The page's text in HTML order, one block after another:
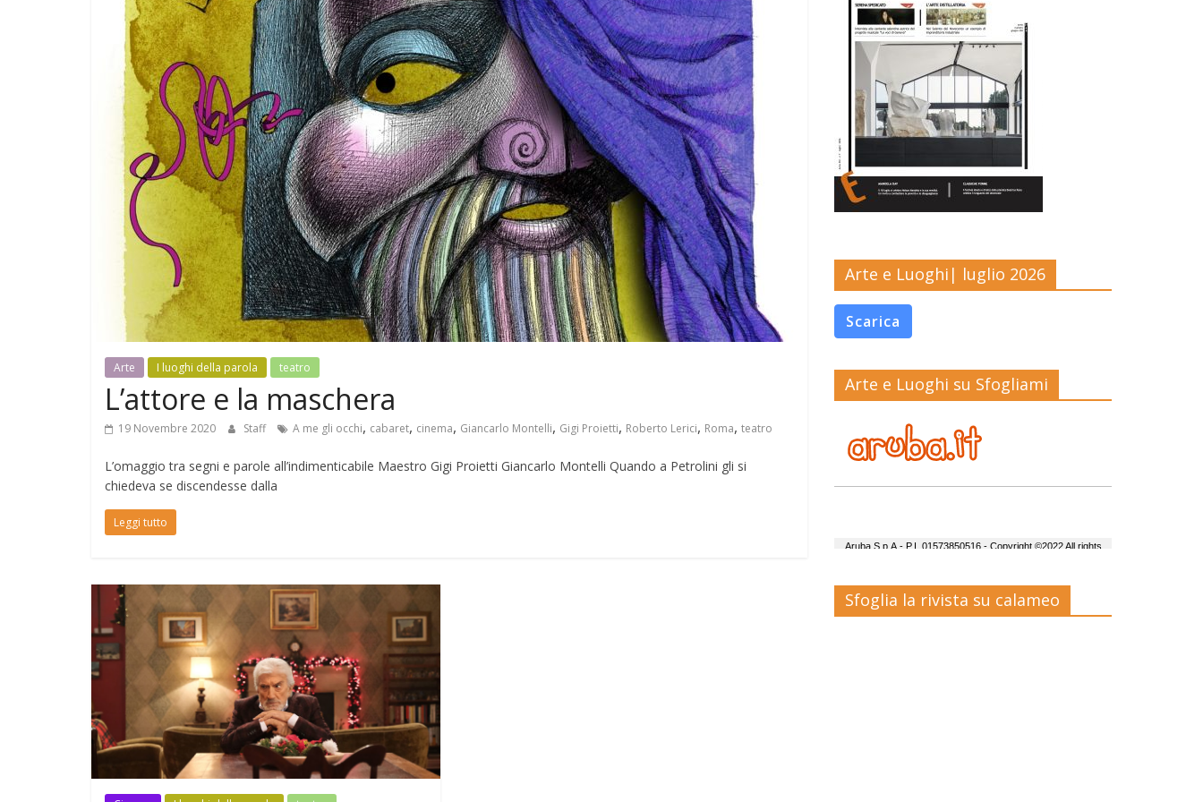
Arte I luoghi della parola teatro
L’attore e la maschera
19 Novembre 2020 Staff A me gli occhi, cabaret, cinema, Giancarlo Montelli, Gigi Proietti, Roberto Lerici, Roma, teatro
L’omaggio tra segni e parole all’indimenticabile Maestro Gigi Proietti Giancarlo Montelli Quando a Petrolini gli si
chiedeva se discendesse dalla
Leggi tutto
Arte e Luoghi| luglio 2026
Scarica
Arte e Luoghi su Sfogliami
Sfoglia la rivista su calameo